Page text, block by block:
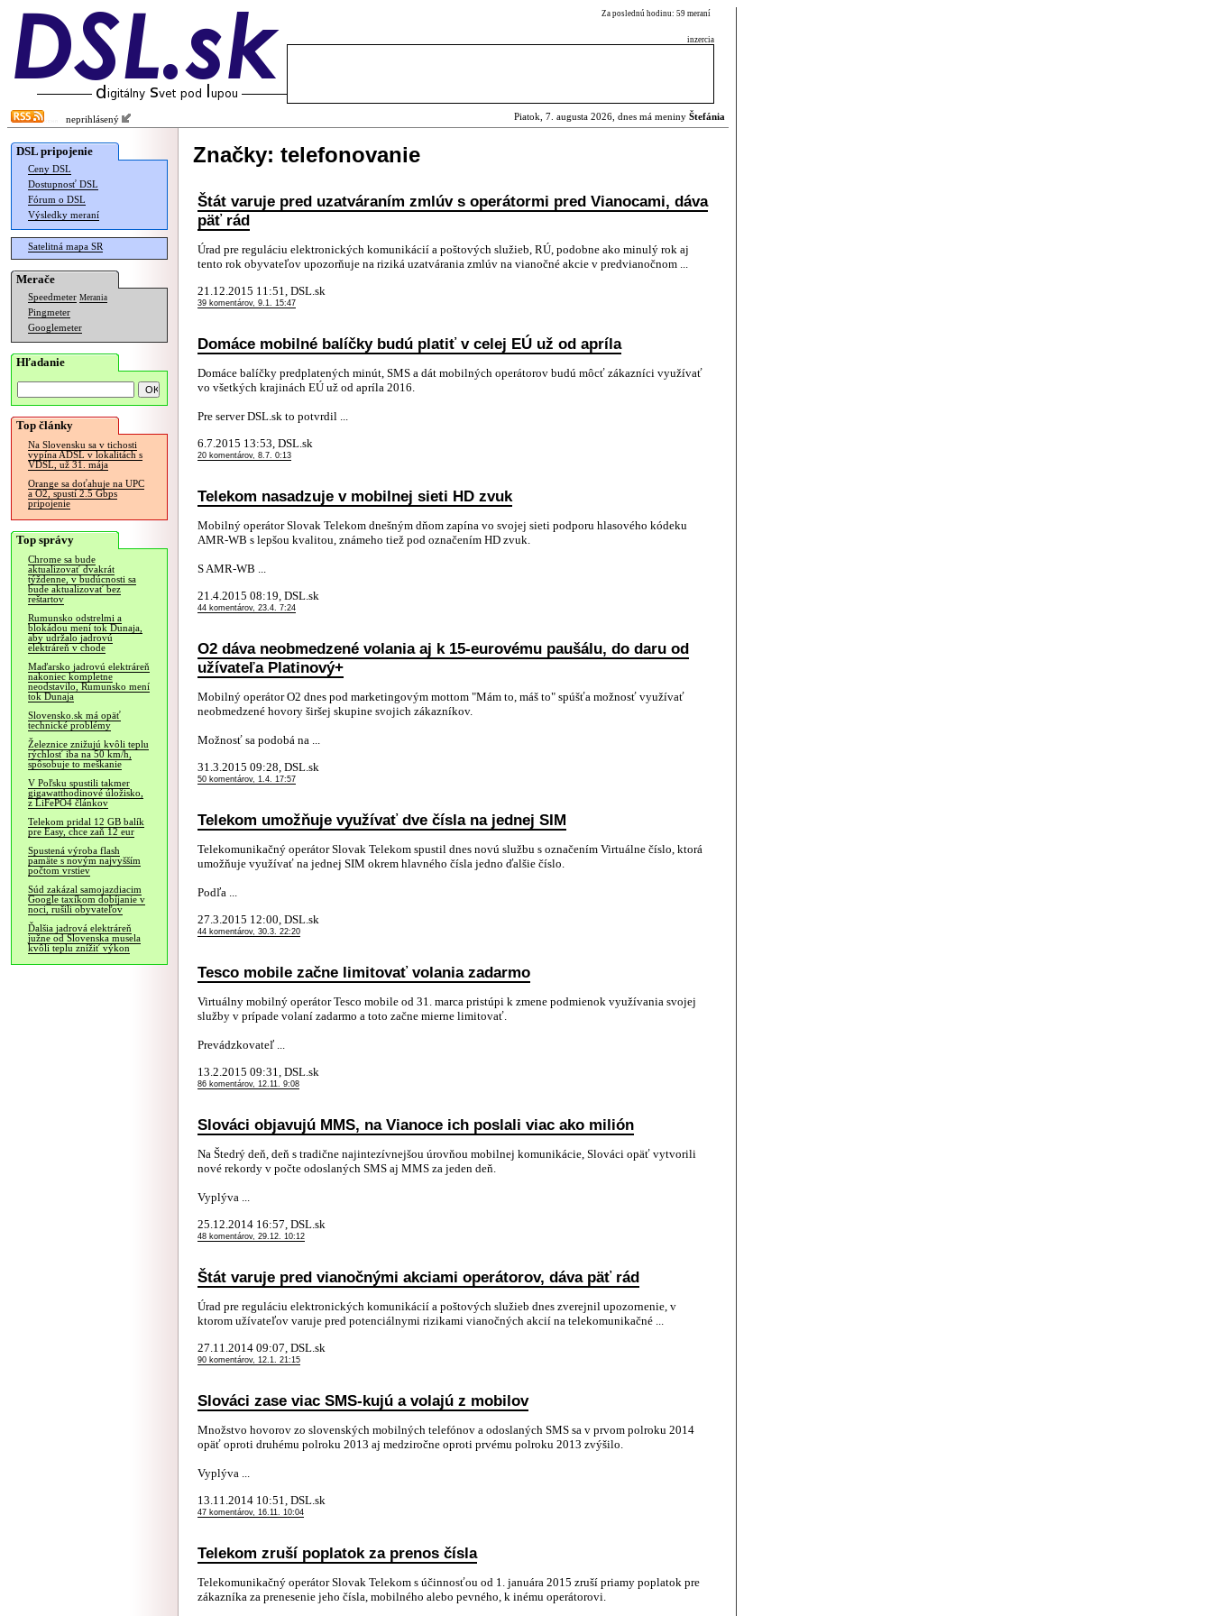
Za poslednú hodinu: 59 meraní
inzercia
neprihlásený Piatok, 7. augusta 2026, dnes má meniny Štefánia
DSL pripojenie
Ceny DSL
Dostupnosť DSL
Fórum o DSL
Výsledky meraní
Satelitná mapa SR
Merače
Speedmeter Merania
Pingmeter
Googlemeter
Hľadanie
Top články
Na Slovensku sa v tichosti
vypína ADSL v lokalitách s
VDSL, už 31. mája
Orange sa doťahuje na UPC
a O2, spustí 2.5 Gbps
pripojenie
Top správy
Chrome sa bude
aktualizovať dvakrát
týždenne, v budúcnosti sa
bude aktualizovať bez
reštartov
Rumunsko odstrelmi a
blokádou mení tok Dunaja,
aby udržalo jadrovú
elektráreň v chode
Maďarsko jadrovú elektráreň
nakoniec kompletne
neodstavilo, Rumunsko mení
tok Dunaja
Slovensko.sk má opäť
technické problémy
Železnice znižujú kvôli teplu
rýchlosť iba na 50 km/h,
spôsobuje to meškanie
V Poľsku spustili takmer
gigawatthodinové úložisko,
z LiFePO4 článkov
Telekom pridal 12 GB balík
pre Easy, chce zaň 12 eur
Spustená výroba flash
pamäte s novým najvyšším
počtom vrstiev
Súd zakázal samojazdiacim
Google taxíkom dobíjanie v
noci, rušili obyvateľov
Ďalšia jadrová elektráreň
južne od Slovenska musela
kvôli teplu znížiť výkon
Značky: telefonovanie
Štát varuje pred uzatváraním zmlúv s operátormi pred Vianocami, dáva
päť rád
Úrad pre reguláciu elektronických komunikácií a poštových služieb, RÚ, podobne ako minulý rok aj
tento rok obyvateľov upozorňuje na riziká uzatvárania zmlúv na vianočné akcie v predvianočnom ...
21.12.2015 11:51, DSL.sk
39 komentárov, 9.1. 15:47
Domáce mobilné balíčky budú platiť v celej EÚ už od apríla
Domáce balíčky predplatených minút, SMS a dát mobilných operátorov budú môcť zákazníci využívať
vo všetkých krajinách EÚ už od apríla 2016.
Pre server DSL.sk to potvrdil ...
6.7.2015 13:53, DSL.sk
20 komentárov, 8.7. 0:13
Telekom nasadzuje v mobilnej sieti HD zvuk
Mobilný operátor Slovak Telekom dnešným dňom zapína vo svojej sieti podporu hlasového kódeku
AMR-WB s lepšou kvalitou, známeho tiež pod označením HD zvuk.
S AMR-WB ...
21.4.2015 08:19, DSL.sk
44 komentárov, 23.4. 7:24
O2 dáva neobmedzené volania aj k 15-eurovému paušálu, do daru od
užívateľa Platinový+
Mobilný operátor O2 dnes pod marketingovým mottom "Mám to, máš to" spúšťa možnosť využívať
neobmedzené hovory širšej skupine svojich zákazníkov.
Možnosť sa podobá na ...
31.3.2015 09:28, DSL.sk
50 komentárov, 1.4. 17:57
Telekom umožňuje využívať dve čísla na jednej SIM
Telekomunikačný operátor Slovak Telekom spustil dnes novú službu s označením Virtuálne číslo, ktorá
umožňuje využívať na jednej SIM okrem hlavného čísla jedno ďalšie číslo.
Podľa ...
27.3.2015 12:00, DSL.sk
44 komentárov, 30.3. 22:20
Tesco mobile začne limitovať volania zadarmo
Virtuálny mobilný operátor Tesco mobile od 31. marca pristúpi k zmene podmienok využívania svojej
služby v prípade volaní zadarmo a toto začne mierne limitovať.
Prevádzkovateľ ...
13.2.2015 09:31, DSL.sk
86 komentárov, 12.11. 9:08
Slováci objavujú MMS, na Vianoce ich poslali viac ako milión
Na Štedrý deň, deň s tradične najintezívnejšou úrovňou mobilnej komunikácie, Slováci opäť vytvorili
nové rekordy v počte odoslaných SMS aj MMS za jeden deň.
Vyplýva ...
25.12.2014 16:57, DSL.sk
48 komentárov, 29.12. 10:12
Štát varuje pred vianočnými akciami operátorov, dáva päť rád
Úrad pre reguláciu elektronických komunikácií a poštových služieb dnes zverejnil upozornenie, v
ktorom užívateľov varuje pred potenciálnymi rizikami vianočných akcií na telekomunikačné ...
27.11.2014 09:07, DSL.sk
90 komentárov, 12.1. 21:15
Slováci zase viac SMS-kujú a volajú z mobilov
Množstvo hovorov zo slovenských mobilných telefónov a odoslaných SMS sa v prvom polroku 2014
opäť oproti druhému polroku 2013 aj medziročne oproti prvému polroku 2013 zvýšilo.
Vyplýva ...
13.11.2014 10:51, DSL.sk
47 komentárov, 16.11. 10:04
Telekom zruší poplatok za prenos čísla
Telekomunikačný operátor Slovak Telekom s účinnosťou od 1. januára 2015 zruší priamy poplatok pre
zákazníka za prenesenie jeho čísla, mobilného alebo pevného, k inému operátorovi.